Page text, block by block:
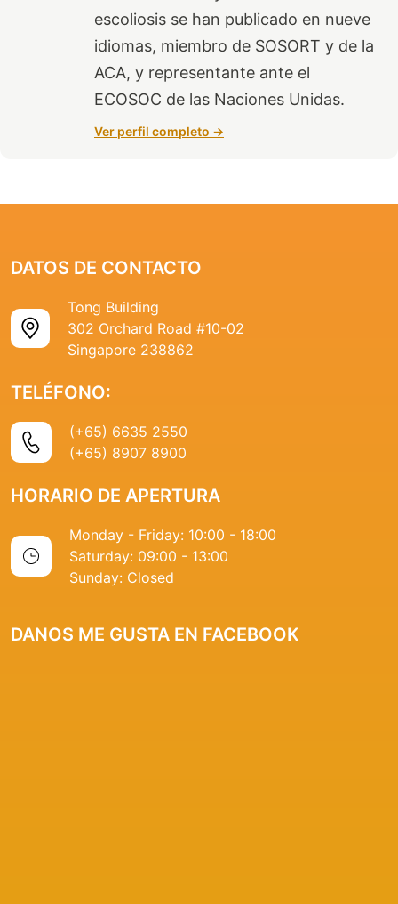
escoliosis se han publicado en nueve
idiomas, miembro de SOSORT y de la
ACA, y representante ante el
ECOSOC de las Naciones Unidas.
Ver perfil completo →
DATOS DE CONTACTO
Tong Building
302 Orchard Road #10-02
Singapore 238862
TELÉFONO:
(+65) 6635 2550
(+65) 8907 8900
HORARIO DE APERTURA
Monday - Friday: 10:00 - 18:00
Saturday: 09:00 - 13:00
Sunday: Closed
DANOS ME GUSTA EN FACEBOOK